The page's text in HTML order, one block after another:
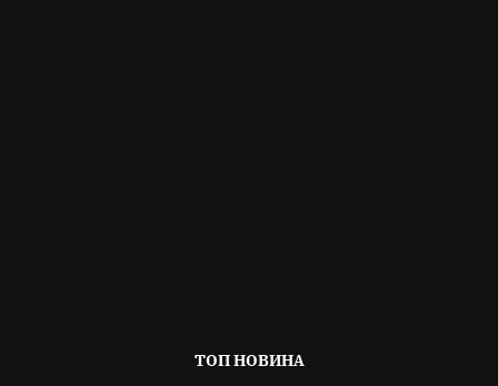
ОПУБЛІКОВАНО
ТОП НОВИНА